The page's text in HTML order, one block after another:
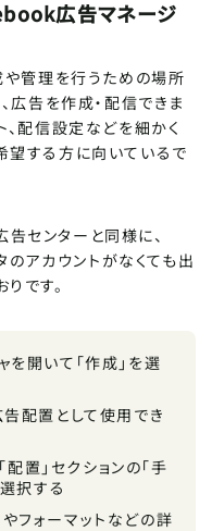
広告マネージ
管理を行うための場所
広告を作成・配信できま
、配信設定などを細かく
望する方に向いているで
センターと同様に、
アカウントがなくても出
です。
開いて「作成」を選
配置として使用でき
置」セクションの「手
択する
やフォーマットなどの詳